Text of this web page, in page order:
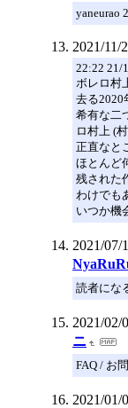
yaneurao
2021/11/
22:22 21/
ボレロ村
去る2020
希有な二
ロ村上 (
正直なと
ほとんど
残された
わけでも
いつか機
2021/07/
読者にな
2021/02/
ニ
FAQ / お
2021/01/